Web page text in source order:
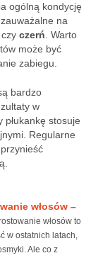
ogólną kondycję
na
czy czerń . Warto
może być
zabiegu.
bardzo
w
płukankę stosuje
Regularne
włosów –
włosów to
w ostatnich latach,
Ale co z